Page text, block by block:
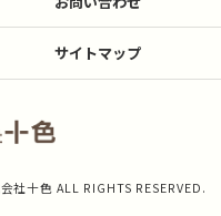
サイトマップ
十色 ALL RIGHTS RESERVED.